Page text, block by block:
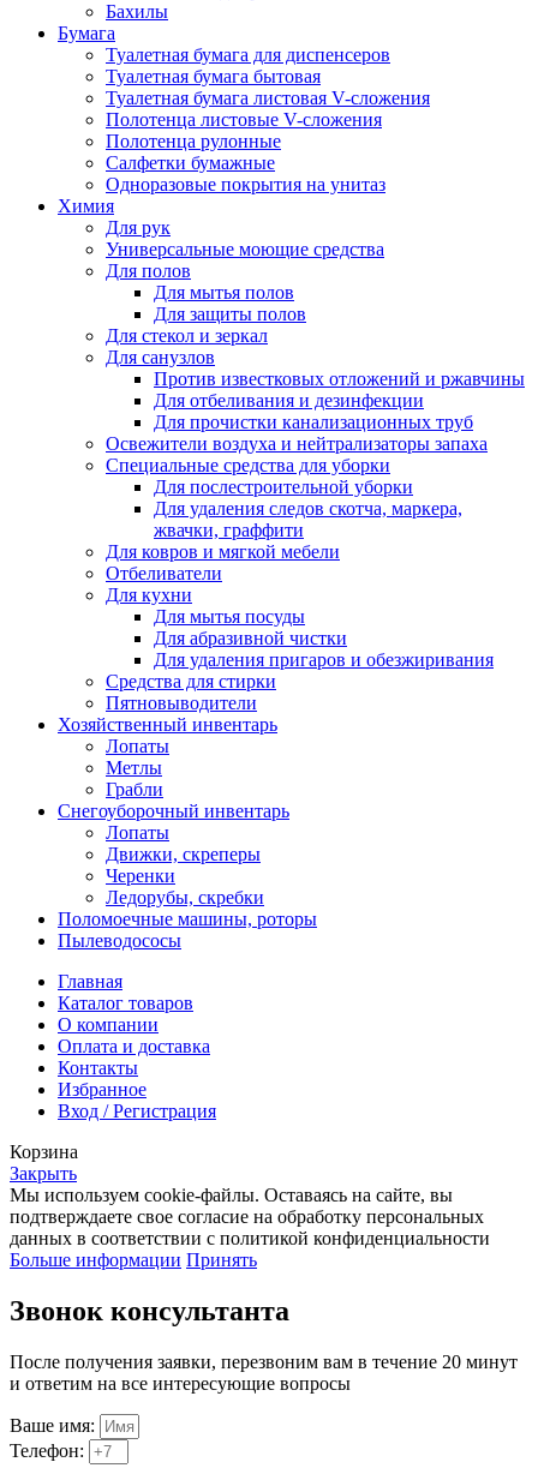
Бахилы
Бумага
Туалетная бумага для диспенсеров
Туалетная бумага бытовая
Туалетная бумага листовая V-сложения
Полотенца листовые V-сложения
Полотенца рулонные
Салфетки бумажные
Одноразовые покрытия на унитаз
Химия
Для рук
Универсальные моющие средства
Для полов
Для мытья полов
Для защиты полов
Для стекол и зеркал
Для санузлов
Против известковых отложений и ржавчины
Для отбеливания и дезинфекции
Для прочистки канализационных труб
Освежители воздуха и нейтрализаторы запаха
Специальные средства для уборки
Для послестроительной уборки
Для удаления следов скотча, маркера,
жвачки, граффити
Для ковров и мягкой мебели
Отбеливатели
Для кухни
Для мытья посуды
Для абразивной чистки
Для удаления пригаров и обезжиривания
Средства для стирки
Пятновыводители
Хозяйственный инвентарь
Лопаты
Метлы
Грабли
Снегоуборочный инвентарь
Лопаты
Движки, скреперы
Черенки
Ледорубы, скребки
Поломоечные машины, роторы
Пылеводососы
Главная
Каталог товаров
О компании
Оплата и доставка
Контакты
Избранное
Вход / Регистрация
Корзина
Закрыть
Мы используем cookie-файлы. Оставаясь на сайте, вы
подтверждаете свое согласие на обработку персональных
данных в соответствии с политикой конфиденциальности
Больше информации Принять
Звонок консультанта
После получения заявки, перезвоним вам в течение 20 минут
и ответим на все интересующие вопросы
Ваше имя:
Телефон: